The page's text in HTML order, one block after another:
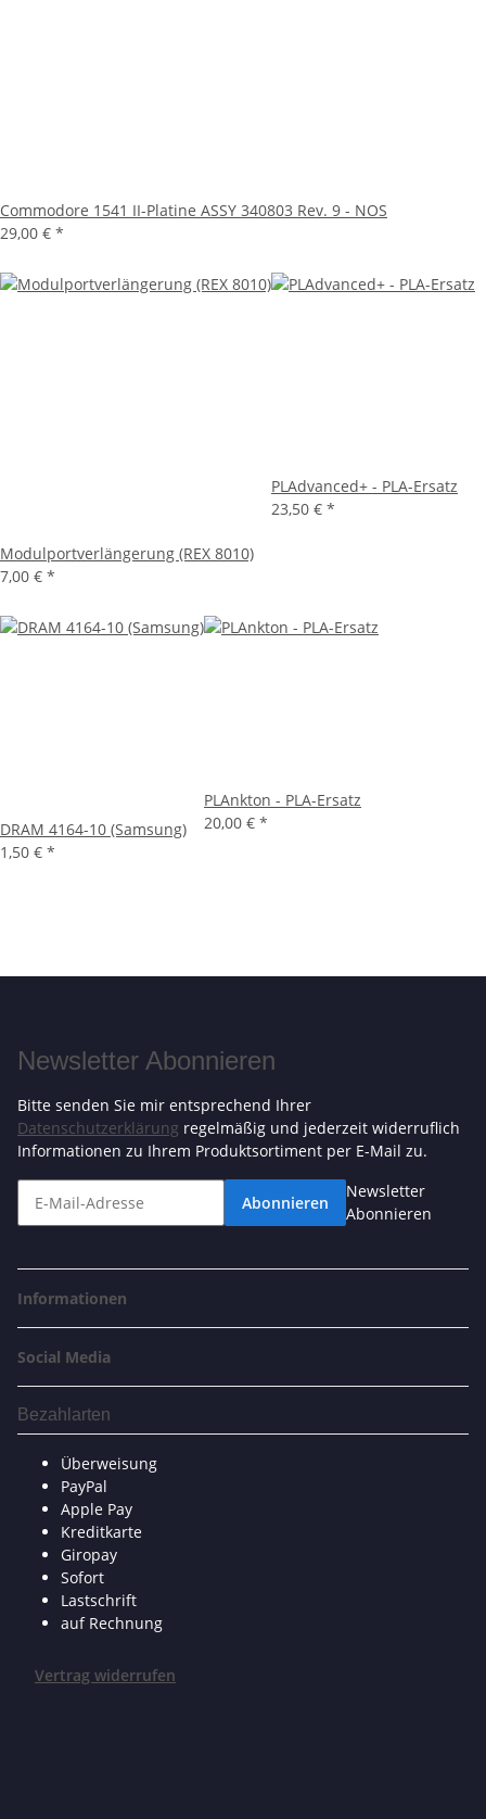
Commodore 1541 II-Platine ASSY 340803 Rev. 9 - NOS
29,00 € *
Modulportverlängerung (REX 8010)
7,00 € *
PLAdvanced+ - PLA-Ersatz
23,50 € *
DRAM 4164-10 (Samsung)
1,50 € *
PLAnkton - PLA-Ersatz
20,00 € *
Newsletter Abonnieren
Bitte senden Sie mir entsprechend Ihrer
Datenschutzerklärung regelmäßig und jederzeit widerruflich
Informationen zu Ihrem Produktsortiment per E-Mail zu.
Abonnieren
Newsletter
Abonnieren
Informationen
Social Media
Bezahlarten
Überweisung
PayPal
Apple Pay
Kreditkarte
Giropay
Sofort
Lastschrift
auf Rechnung
Vertrag widerrufen